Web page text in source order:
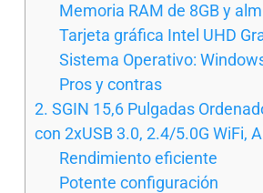
Memoria RAM de 8GB y
Tarjeta gráfica Intel UHD
Sistema Operativo:
Pros y contras
2. SGIN 15,6 Pulgadas
con 2xUSB 3.0, 2.4/5.0G WiFi,
Rendimiento eficiente
Potente configuración